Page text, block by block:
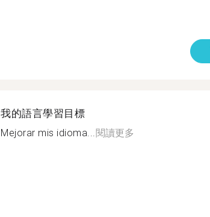
我的語言學習目標
Mejorar mis idioma...閱讀更多